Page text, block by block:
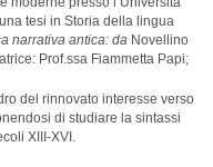
tesi in Storia della lingua
narrativa antica: da Novellino
Prof.ssa Fiammetta Papi;
del rinnovato interesse verso
di studiare la sintassi
XIII-XVI.